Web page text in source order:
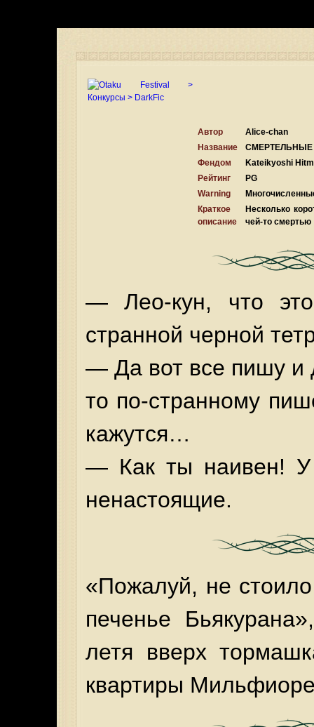
Автор
Alice-chan
Название
СМЕРТЕЛЬНЫЕ
Фендом
Kateikyoshi
Рейтинг
PG
Warning
Краткое
описание
Несколько
чей-то смертью
— Лео-кун, что
странной черной
— Да вот все пишу и
то по-странному
кажутся…
— Как ты наивен!
ненастоящие.
«Пожалуй, не
печенье
летя вверх
квартиры